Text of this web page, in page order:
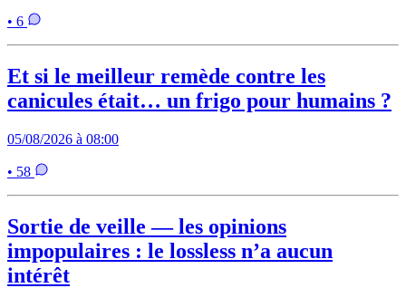
• 6
Et si le meilleur remède contre les
canicules était… un frigo pour humains ?
05/08/2026 à 08:00
• 58
Sortie de veille — les opinions
impopulaires : le lossless n’a aucun
intérêt